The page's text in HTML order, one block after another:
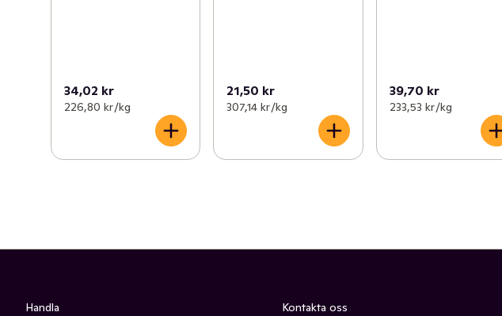
34,02 kr
226,80 kr /kg
21,50 kr
307,14 kr /kg
39,70 kr
233,53 kr /kg
Handla Kontakta oss